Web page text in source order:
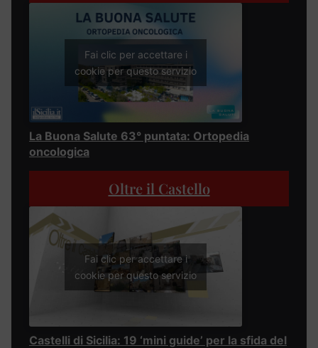
Fai clic per accettare i
cookie per questo servizio
La Buona Salute 63° puntata: Ortopedia
oncologica
Oltre il Castello
Fai clic per accettare i
cookie per questo servizio
Castelli di Sicilia: 19 ‘mini guide’ per la sfida del